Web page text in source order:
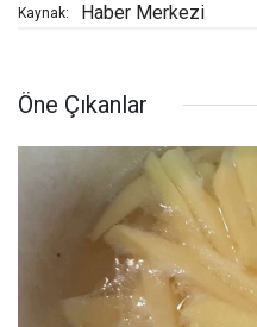
Kaynak: Haber Merkezi
Öne Çıkanlar